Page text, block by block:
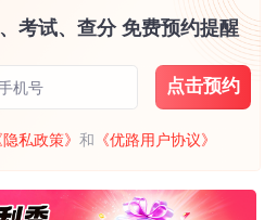
考试、查分 免费预约提醒
机号 点击预约
隐私政策》和 《优路用户协议》